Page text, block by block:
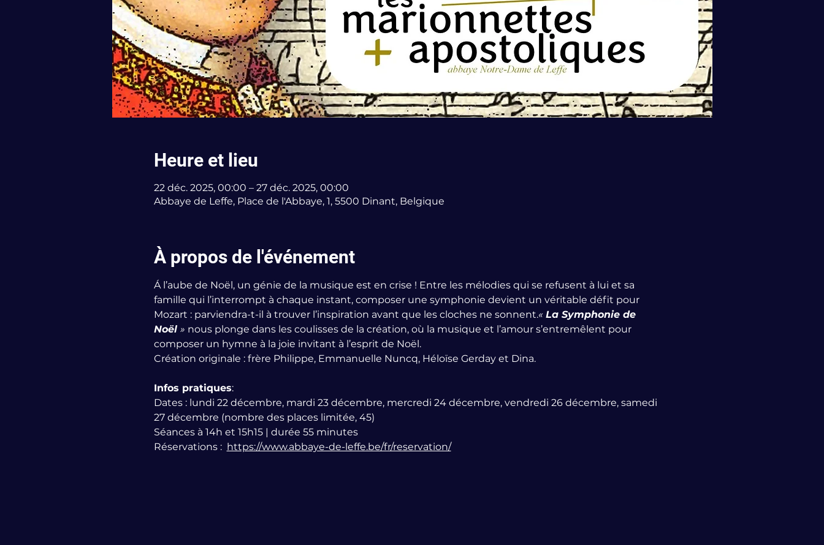
Heure et lieu
22 déc. 2025, 00:00 – 27 déc. 2025, 00:00
Abbaye de Leffe, Place de l'Abbaye, 1, 5500 Dinant, Belgique
À propos de l'événement
Á l’aube de Noël, un génie de la musique est en crise ! Entre les mélodies qui se refusent à lui et sa
famille qui l’interrompt à chaque instant, composer une symphonie devient un véritable défit pour
Mozart : parviendra-t-il à trouver l’inspiration avant que les cloches ne sonnent.« La Symphonie de
Noël » nous plonge dans les coulisses de la création, où la musique et l’amour s’entremêlent pour
composer un hymne à la joie invitant à l’esprit de Noël.
Création originale : frère Philippe, Emmanuelle Nuncq, Héloïse Gerday et Dina.
Infos pratiques:
Dates : lundi 22 décembre, mardi 23 décembre, mercredi 24 décembre, vendredi 26 décembre, samedi
27 décembre (nombre des places limitée, 45)
Séances à 14h et 15h15 | durée 55 minutes
Réservations : https://www.abbaye-de-leffe.be/fr/reservation/